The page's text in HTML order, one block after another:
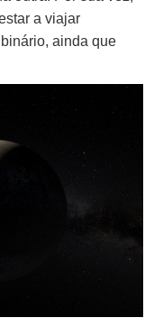
a viajar
ainda que